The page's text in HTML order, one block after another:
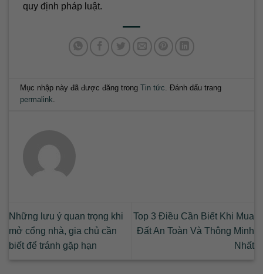
quy định pháp luật.
Mục nhập này đã được đăng trongTin tức. Đánh dấu trang
permalink.
Những lưu ý quan trọng khi
mở cổng nhà, gia chủ cần
biết để tránh gặp hạn
Top 3 Điều Cần Biết Khi Mua
Đất An Toàn Và Thông Minh
Nhất